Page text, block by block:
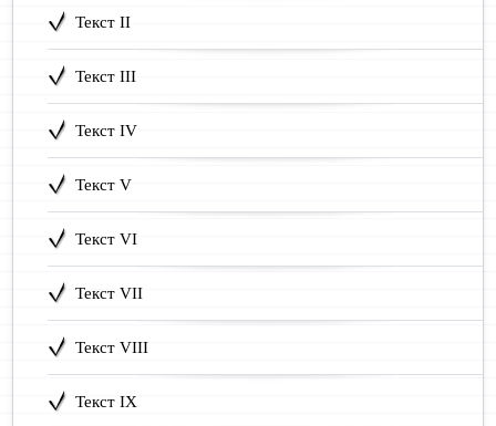
Текст II
Текст III
Текст IV
Текст V
Текст VI
Текст VII
Текст VIII
Текст IX